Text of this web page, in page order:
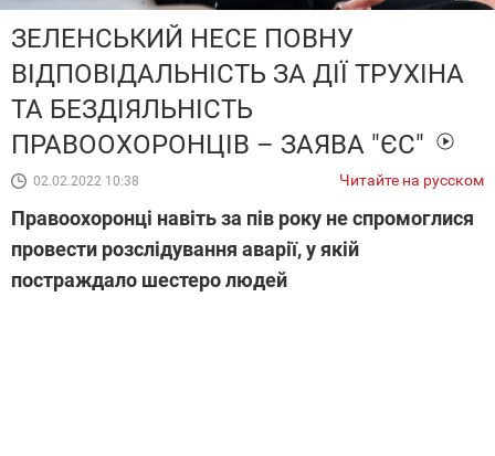
ЗЕЛЕНСЬКИЙ НЕСЕ ПОВНУ
ВІДПОВІДАЛЬНІСТЬ ЗА ДІЇ ТРУХІНА
ТА БЕЗДІЯЛЬНІСТЬ
ПРАВООХОРОНЦІВ – ЗАЯВА "ЄС"
02.02.2022 10:38 Читайте на русском
Правоохоронці навіть за пів року не спромоглися
провести розслідування аварії, у якій
постраждало шестеро людей